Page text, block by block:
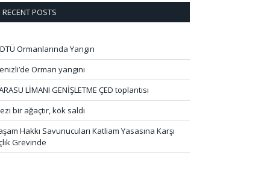
RECENT POSTS
Ormanlarında Yangın
Orman yangını
LİMANI GENİŞLETME ÇED toplantısı
bir ağaçtır, kök saldı
Hakkı Savunucuları Katliam Yasasına Karşı
Grevinde